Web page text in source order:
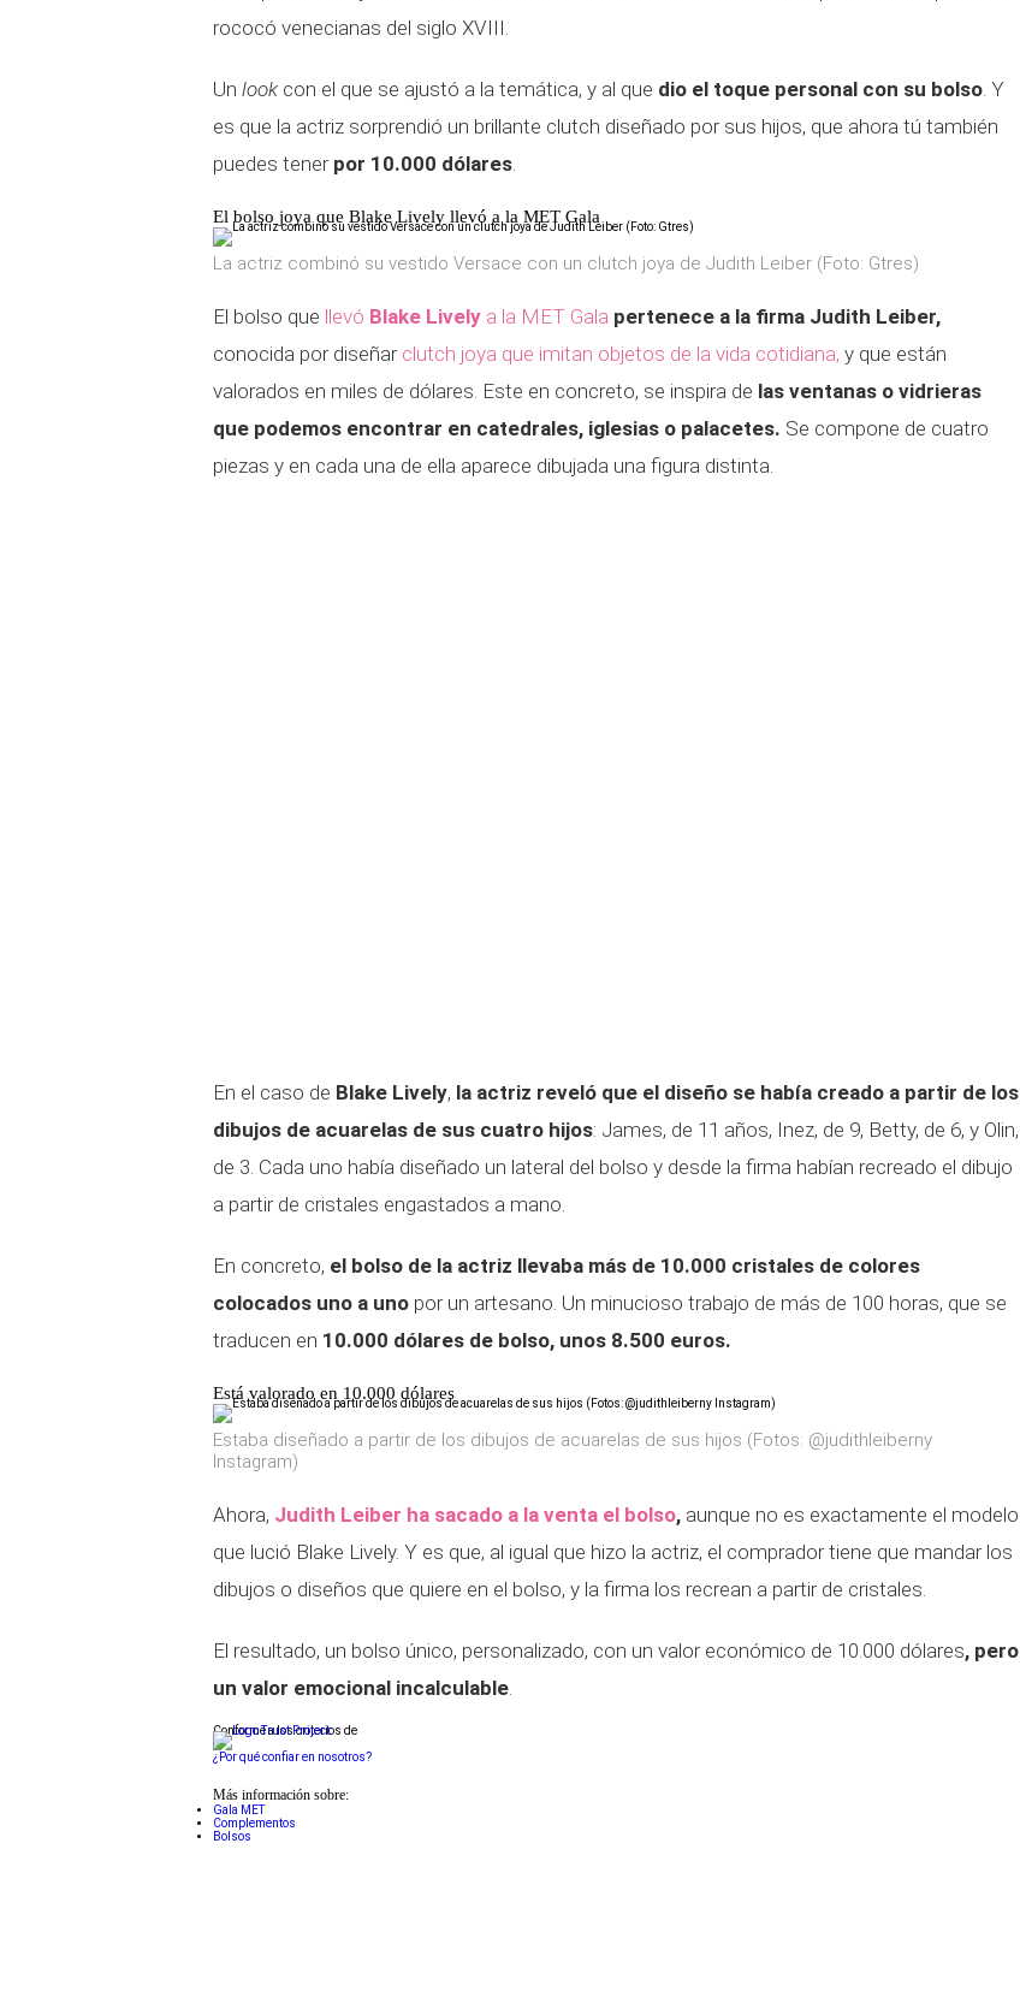
rococó venecianas del siglo XVIII.
Un look con el que se ajustó a la temática, y al que dio el toque personal con su bolso. Y
es que la actriz sorprendió un brillante clutch diseñado por sus hijos, que ahora tú también
puedes tenerpor 10.000 dólares.
El bolso joya que Blake Lively llevó a la MET Gala
La actriz combinó su vestido Versace con un clutch joya de Judith Leiber (Foto: Gtres)
El bolso que llevó Blake Lively a la MET Gala pertenece a la firma Judith Leiber,
conocida por diseñar clutch joya que imitan objetos de la vida cotidiana, y que están
valorados en miles de dólares. Este en concreto, se inspira de las ventanas o vidrieras
que podemos encontrar en catedrales, iglesias o palacetes. Se compone de cuatro
piezas y en cada una de ella aparece dibujada una figura distinta.
En el caso de Blake Lively, la actriz reveló que el diseño se había creado a partir de los
dibujos de acuarelas de sus cuatro hijos: James, de 11 años, Inez, de 9, Betty, de 6, y Olin,
de 3. Cada uno había diseñado un lateral del bolso y desde la firma habían recreado el dibujo
a partir de cristales engastados a mano.
En concreto, el bolso de la actriz llevaba más de 10.000 cristales de colores
colocados uno a uno por un artesano. Un minucioso trabajo de más de 100 horas, que se
traducen en 10.000 dólares de bolso, unos 8.500 euros.
Está valorado en 10.000 dólares
Estaba diseñado a partir de los dibujos de acuarelas de sus hijos (Fotos: @judithleiberny
Instagram)
Ahora, Judith Leiber ha sacado a la venta el bolso, aunque no es exactamente el modelo
que lució Blake Lively. Y es que, al igual que hizo la actriz, el comprador tiene que mandar los
dibujos o diseños que quiere en el bolso, y la firma los recrean a partir de cristales.
El resultado, un bolso único, personalizado, con un valor económico de 10.000 dólares, pero
un valor emocional incalculable.
Conforme a los criterios de
¿Por qué confiar en nosotros?
Más información sobre:
Gala MET
Complementos
Bolsos